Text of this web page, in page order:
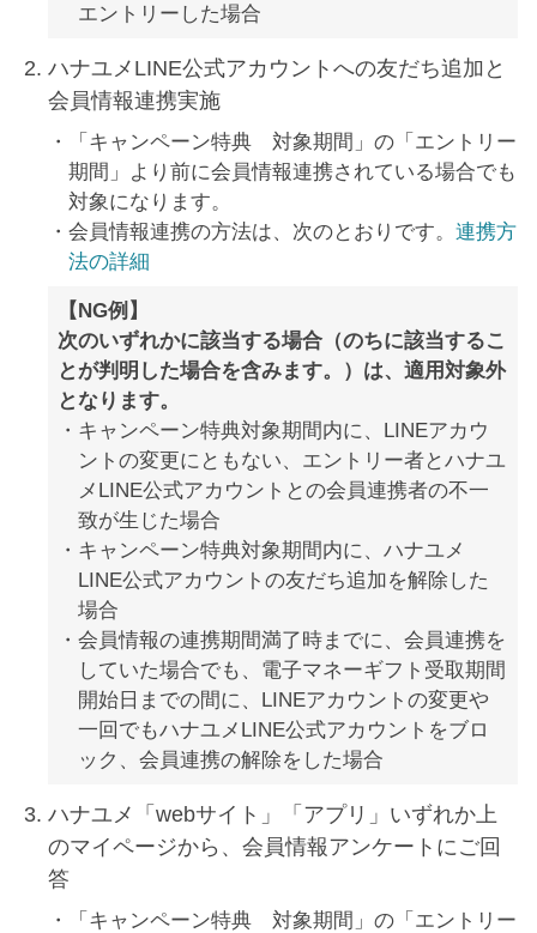
エントリーした場合
ハナユメLINE公式アカウントへの友だち追加と
会員情報連携実施
「キャンペーン特典 対象期間」の「エントリー
期間」より前に会員情報連携されている場合でも
対象になります。
会員情報連携の方法は、次のとおりです。 連携方
法の詳細
【NG例】
次のいずれかに該当する場合（のちに該当するこ
とが判明した場合を含みます。）は、適用対象外
となります。
キャンペーン特典対象期間内に、LINEアカウ
ントの変更にともない、エントリー者とハナユ
メLINE公式アカウントとの会員連携者の不一
致が生じた場合
キャンペーン特典対象期間内に、ハナユメ
LINE公式アカウントの友だち追加を解除した
場合
会員情報の連携期間満了時までに、会員連携を
していた場合でも、電子マネーギフト受取期間
開始日までの間に、LINEアカウントの変更や
一回でもハナユメLINE公式アカウントをブロ
ック、会員連携の解除をした場合
ハナユメ「webサイト」「アプリ」いずれか上
のマイページから、会員情報アンケートにご回
答
「キャンペーン特典 対象期間」の「エントリー